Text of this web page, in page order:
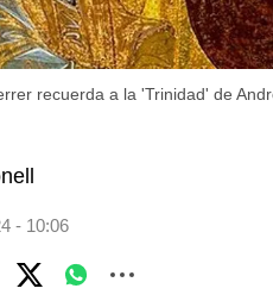
recuerda a la 'Trinidad' de
- 10:06